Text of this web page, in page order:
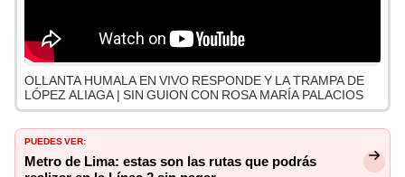
OLLANTA HUMALA EN VIVO RESPONDE Y LA TRAMPA DE
LÓPEZ ALIAGA | SIN GUION CON ROSA MARÍA PALACIOS
PUEDES VER:
Metro de Lima: estas son las rutas que podrás